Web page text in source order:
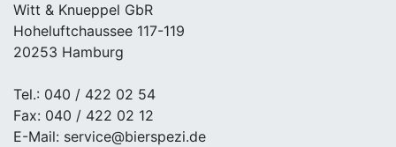
Witt & Knueppel GbR
Hoheluftchaussee 117-119
20253 Hamburg
Tel.: 040 / 422 02 54
Fax: 040 / 422 02 12
E-Mail: service@bierspezi.de